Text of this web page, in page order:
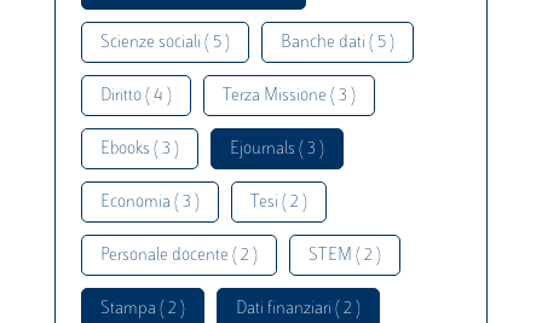
Scienze sociali ( 5 ) Banche dati ( 5 )
Diritto ( 4 ) Terza Missione ( 3 )
Ebooks ( 3 ) Ejournals ( 3 )
Economia ( 3 ) Tesi ( 2 )
Personale docente ( 2 ) STEM ( 2 )
Stampa ( 2 ) Dati finanziari ( 2 )